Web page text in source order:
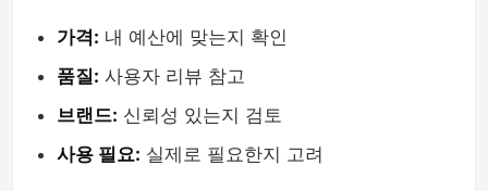
가격: 내 예산에 맞는지 확인
품질: 사용자 리뷰 참고
브랜드: 신뢰성 있는지 검토
사용 필요: 실제로 필요한지 고려